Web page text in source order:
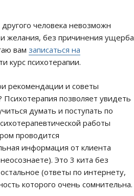
человека невозможн
желания, без причинения ущерба
вам записаться на
курс психотерапии.
рекомендации и советы
Психотерапия позволяет увидеть
думать и поступать по
работы
проводится
информация от клиента
Это 3 кита без
(ответы по интернету,
которого очень сомнительна.